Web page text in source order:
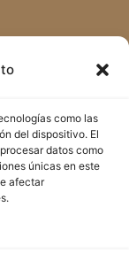
como las
del dispositivo. El
datos como
únicas en este
afectar